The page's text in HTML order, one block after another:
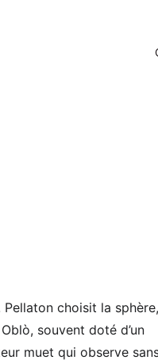
choisit la sphère,
souvent doté d’un
muet qui observe